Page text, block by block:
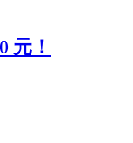
元！